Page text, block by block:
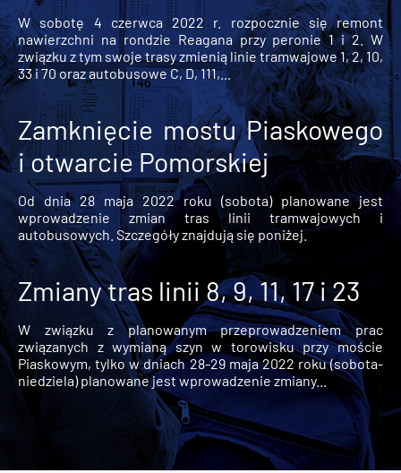
W sobotę 4 czerwca 2022 r. rozpocznie się remont
nawierzchni na rondzie Reagana przy peronie 1 i 2. W
związku z tym swoje trasy zmienią linie tramwajowe 1, 2, 10,
33 i 70 oraz autobusowe C, D, 111,...
Zamknięcie mostu Piaskowego
i otwarcie Pomorskiej
Od dnia 28 maja 2022 roku (sobota) planowane jest
wprowadzenie zmian tras linii tramwajowych i
autobusowych. Szczegóły znajdują się poniżej.
Zmiany tras linii 8, 9, 11, 17 i 23
W związku z planowanym przeprowadzeniem prac
związanych z wymianą szyn w torowisku przy moście
Piaskowym, tylko w dniach 28-29 maja 2022 roku (sobota-
niedziela) planowane jest wprowadzenie zmiany...